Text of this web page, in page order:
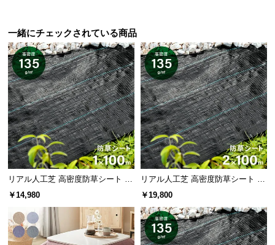
搬
入
経
路
に
つ
い
て
返
ャ
ン
セ
い紫外線もしっかりカットします。
紫外線保護指数 UPF50+（最高水準）
一緒にチェックされている商品
リアル人工芝 高密度防草シート 1×
100m
￥14,980
リアル人工芝 高密度防草シート 2×
100m
￥19,800